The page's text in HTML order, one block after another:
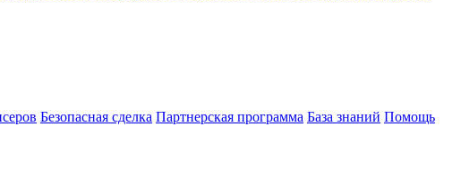
Безопасная сделка Партнерская программа База знаний Помощь